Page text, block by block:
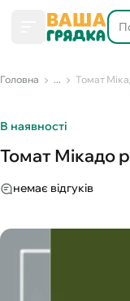
Головна ... Томат
В наявності
Томат Мікадо
немає відгуків